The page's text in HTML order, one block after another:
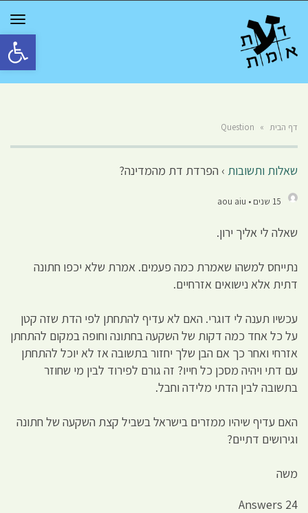
פתח
דף הבית »
Question
שאלות ותשובות › הפרדת דת מהמדינה?
15 שנים • aou aiu
שאלה לי אליך ירון.
נתייחס למשהו שאמרת כמה פעמים. אמרת שלא יכפו חתונה
דתית אלא נישואים אזרחיים.
עכשיו תענה לי דוגרי. האם לא עדיף להתחתן לפי הדת שזה קטן
על כל אחד כמה דקות של השקעה בחתונה וחופה במקום להתחתן
אזרחי ואחר כך אם הבן שלך יחזור בתשובה אז לא יוכל להתחתן
עם דתי ויהיה מסכן כל חייו? זה גורם לפירוד לבין מי שחוזר
בתשובה לבין הדתי מלידה וחבל.
האם עדיף שיהיו ממזרים בישראל בשביל קצת השקעה של חתונה
וגירושים דתיים?
משה
24 Answers